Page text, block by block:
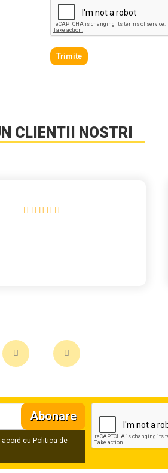
Trimite
CLIENTII NOSTRI
Abonare
cu Politica de